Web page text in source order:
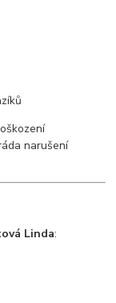
narušení
Linda: